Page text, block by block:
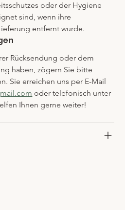
oder der Hygiene
sind, wenn ihre
entfernt wurde.
Rücksendung oder dem
haben, zögern Sie bitte
Sie erreichen uns per E-Mail
oder telefonisch unter
Ihnen gerne weiter!